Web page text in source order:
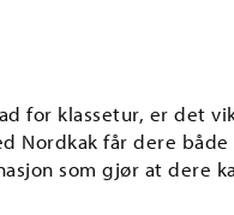
for klassetur, er det
Nordkak får dere
som gjør at dere